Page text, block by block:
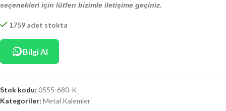
seçenekleri için lütfen bizimle iletişime geçiniz.
1759 adet stokta
Bilgi Al
Stok kodu: 0555-680-K
Kategoriler: Metal Kalemler